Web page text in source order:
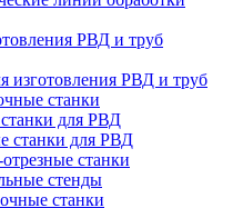
РВД и труб
изготовления РВД и труб
станки
для РВД
станки для РВД
станки
стенды
станки